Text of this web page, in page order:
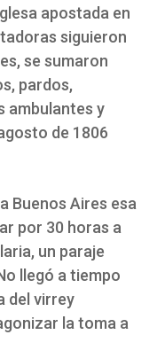
apostada en
siguieron
se sumaron
pardos,
ambulantes y
de 1806
Buenos Aires esa
por 30 horas a
un paraje
llegó a tiempo
del virrey
la toma a